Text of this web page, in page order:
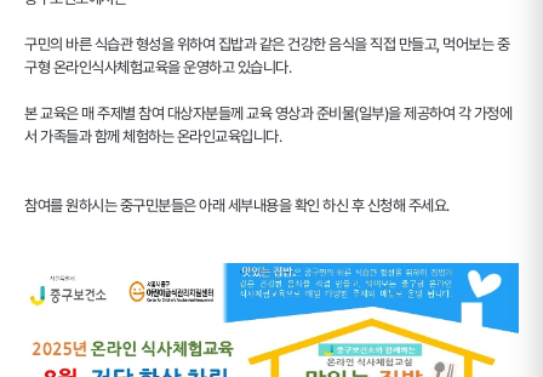
구민의 바른 식습관 형성을 위하여 집밥과 같은 건강한 음식을 직접 만들고, 먹어보는 중
구형 온라인식사체험교육을 운영하고 있습니다.
본 교육은 매 주제별 참여 대상자분들께 교육 영상과 준비물(일부)을 제공하여 각 가정에
서 가족들과 함께 체험하는 온라인교육입니다.
참여를 원하시는 중구민분들은 아래 세부내용을 확인 하신 후 신청해 주세요.